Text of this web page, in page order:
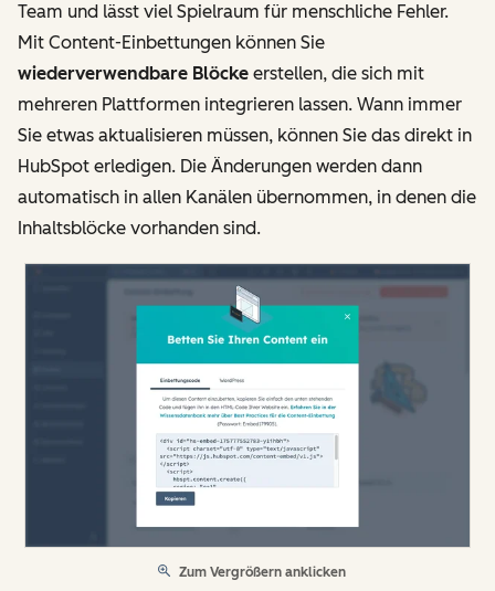
Team und lässt viel Spielraum für menschliche Fehler.
Mit Content-Einbettungen können Sie
wiederverwendbare Blöcke erstellen, die sich mit
mehreren Plattformen integrieren lassen. Wann immer
Sie etwas aktualisieren müssen, können Sie das direkt in
HubSpot erledigen. Die Änderungen werden dann
automatisch in allen Kanälen übernommen, in denen die
Inhaltsblöcke vorhanden sind.
Zum Vergrößern anklicken